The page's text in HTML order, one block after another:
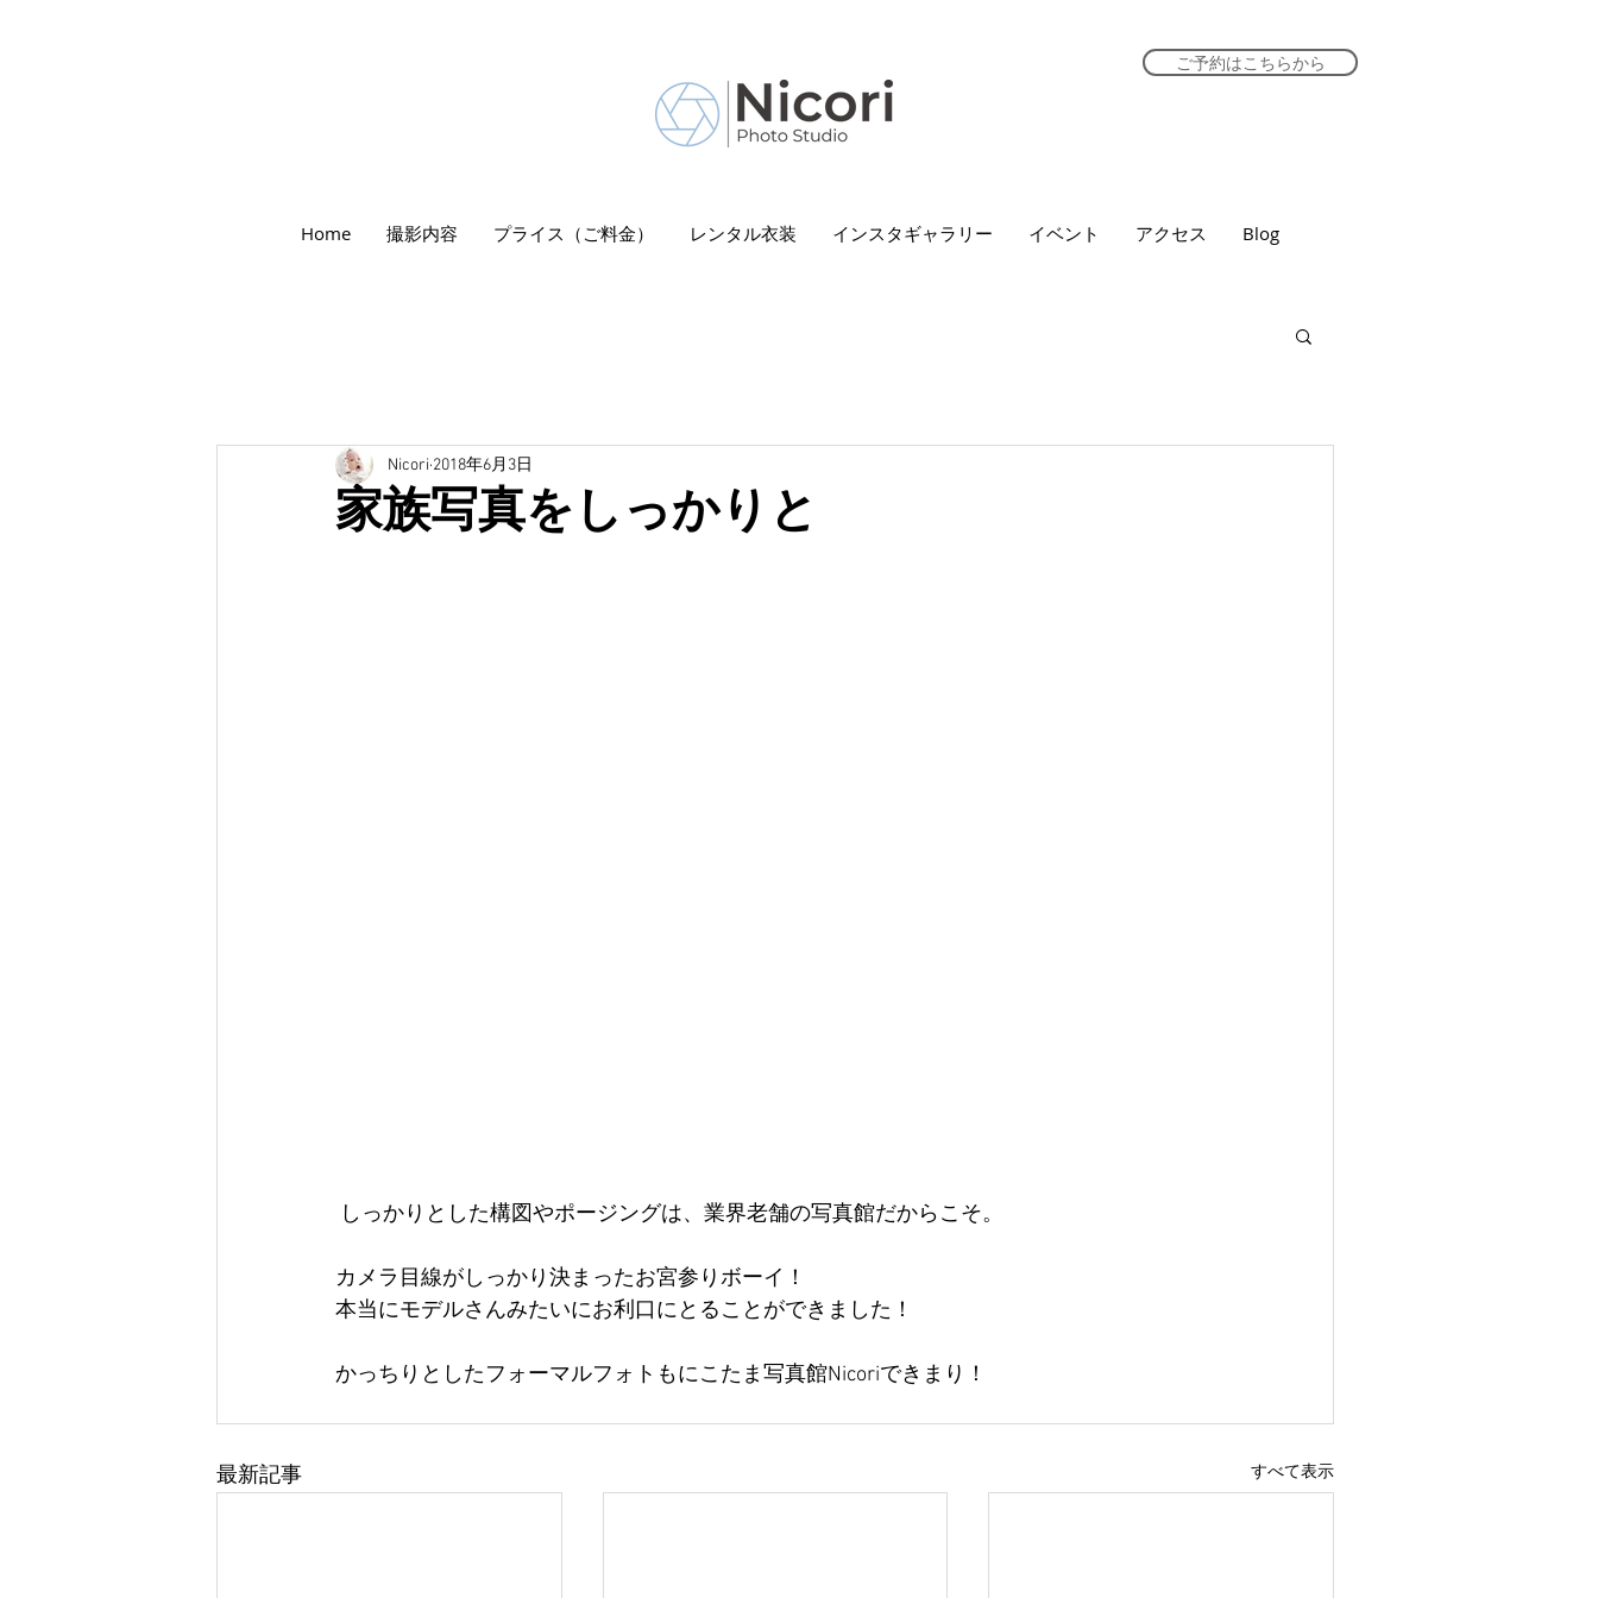
ご予約はこちらから
Home 撮影内容 プライス（ご料金） レンタル衣装 インスタギャラリー イベント アクセス Blog
家族写真をしっかりと
Nicori 2018年6月3日
しっかりとした構図やポージングは、業界老舗の写真館だからこそ。
カメラ目線がしっかり決まったお宮参りボーイ！
本当にモデルさんみたいにお利口にとることができました！
かっちりとしたフォーマルフォトもにこたま写真館Nicoriできまり！
最新記事 すべて表示